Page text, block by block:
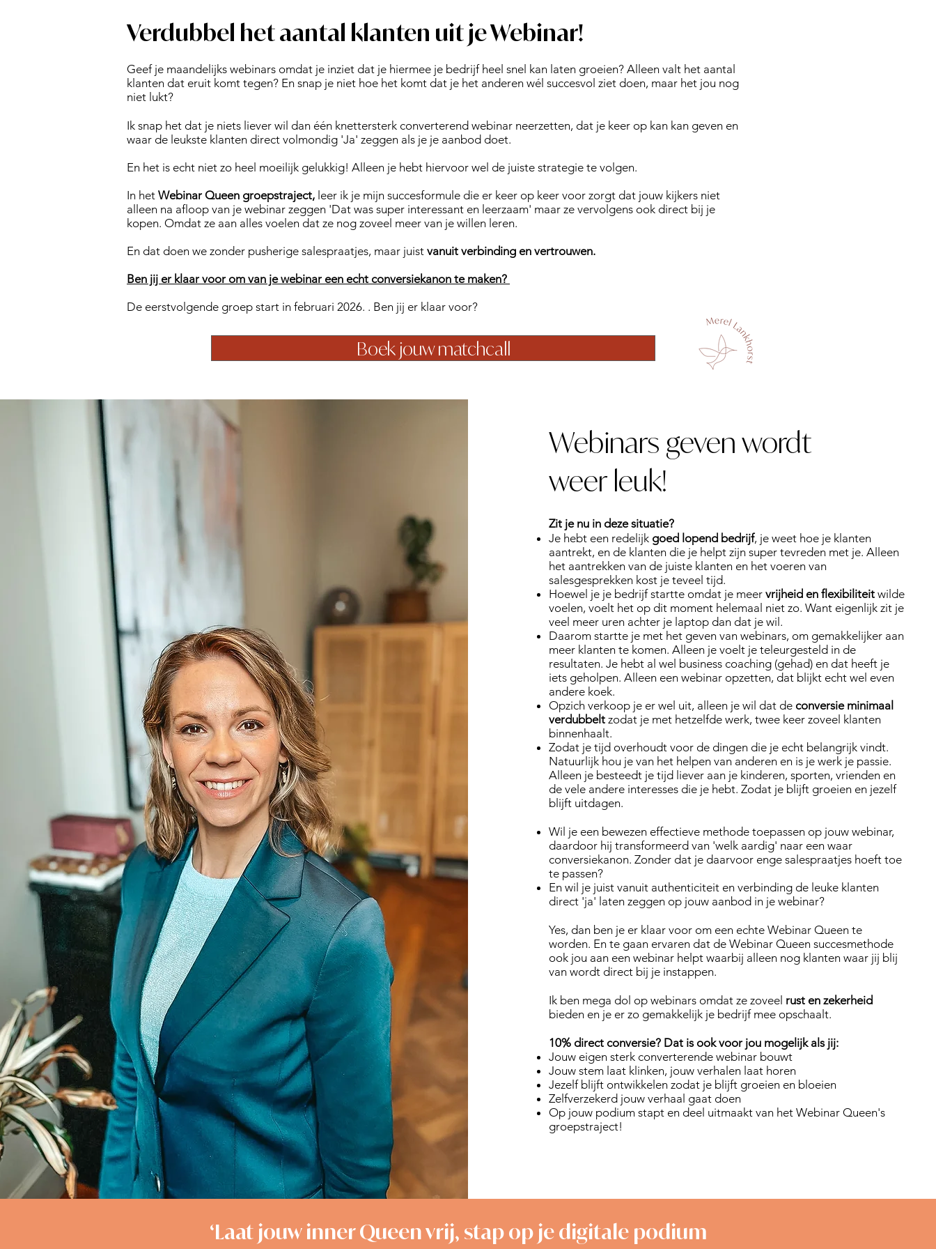
Verdubbel het aantal klanten uit je Webinar!
Geef je maandelijks webinars omdat je inziet dat je hiermee je bedrijf heel snel kan laten groeien? Alleen valt het aantal
klanten dat eruit komt tegen? En snap je niet hoe het komt dat je het anderen wél succesvol ziet doen, maar het jou nog
niet lukt?
Ik snap het dat je niets liever wil dan één knettersterk converterend webinar neerzetten, dat je keer op kan kan geven en
waar de leukste klanten direct volmondig 'Ja' zeggen als je je aanbod doet.
En het is echt niet zo heel moeilijk gelukkig! Alleen je hebt hiervoor wel de juiste strategie te volgen.
In het Webinar Queen groepstraject, leer ik je mijn succesformule die er keer op keer voor zorgt dat jouw kijkers niet
alleen na afloop van je webinar zeggen 'Dat was super interessant en leerzaam' maar ze vervolgens ook direct bij je
kopen. Omdat ze aan alles voelen dat ze nog zoveel meer van je willen leren.
En dat doen we zonder pusherige salespraatjes, maar juist vanuit verbinding en vertrouwen.
Ben jij er klaar voor om van je webinar een echt conversiekanon te maken?
De eerstvolgende groep start in februari 2026. . Ben jij er klaar voor?
Boek jouw matchcall
Webinars geven wordt
weer leuk!
Zit je nu in deze situatie?
Je hebt een redelijk goed lopend bedrijf, je weet hoe je klanten
aantrekt, en de klanten die je helpt zijn super tevreden met je. Alleen
het aantrekken van de juiste klanten en het voeren van
salesgesprekken kost je teveel tijd.
Hoewel je je bedrijf startte omdat je meer vrijheid en flexibiliteit wilde
voelen, voelt het op dit moment helemaal niet zo. Want eigenlijk zit je
veel meer uren achter je laptop dan dat je wil.
Daarom startte je met het geven van webinars, om gemakkelijker aan
meer klanten te komen. Alleen je voelt je teleurgesteld in de
resultaten. Je hebt al wel business coaching (gehad) en dat heeft je
iets geholpen. Alleen een webinar opzetten, dat blijkt echt wel even
andere koek.
Opzich verkoop je er wel uit, alleen je wil dat de conversie minimaal
verdubbelt zodat je met hetzelfde werk, twee keer zoveel klanten
binnenhaalt.
Zodat je tijd overhoudt voor de dingen die je echt belangrijk vindt.
Natuurlijk hou je van het helpen van anderen en is je werk je passie.
Alleen je besteedt je tijd liever aan je kinderen, sporten, vrienden en
de vele andere interesses die je hebt. Zodat je blijft groeien en jezelf
blijft uitdagen.
Wil je een bewezen effectieve methode toepassen op jouw webinar,
daardoor hij transformeerd van 'welk aardig' naar een waar
conversiekanon. Zonder dat je daarvoor enge salespraatjes hoeft toe
te passen?
En wil je juist vanuit authenticiteit en verbinding de leuke klanten
direct 'ja' laten zeggen op jouw aanbod in je webinar?
Yes, dan ben je er klaar voor om een echte Webinar Queen te
worden. En te gaan ervaren dat de Webinar Queen succesmethode
ook jou aan een webinar helpt waarbij alleen nog klanten waar jij blij
van wordt direct bij je instappen.
Ik ben mega dol op webinars omdat ze zoveel rust en zekerheid
bieden en je er zo gemakkelijk je bedrijf mee opschaalt.
10% direct conversie? Dat is ook voor jou mogelijk als jij:
Jouw eigen sterk converterende webinar bouwt
Jouw stem laat klinken, jouw verhalen laat horen
Jezelf blijft ontwikkelen zodat je blijft groeien en bloeien
Zelfverzekerd jouw verhaal gaat doen
Op jouw podium stapt en deel uitmaakt van het Webinar Queen's
groepstraject!
‘Laat jouw inner Queen vrij, stap op je digitale podium